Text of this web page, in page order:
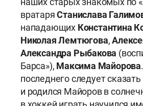
вратаряСтанислава
нападающих Константина
Николая Лемтюгова,
Александра Рыбакова
Барса»), Максима Майорова
последнего следует
и родился Майоров в